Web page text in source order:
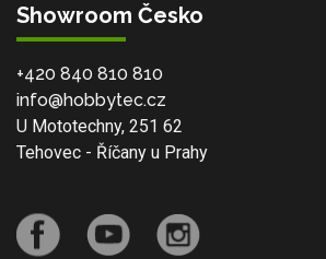
Showroom Česko
+420 840 810 810
info@hobbytec.cz
U Mototechny, 251 62
Tehovec - Říčany u Prahy